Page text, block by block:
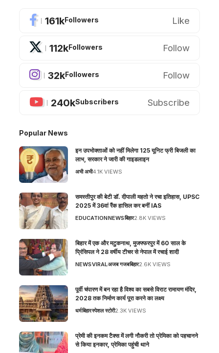
161kFollowers Like
112kFollowers Follow
32kFollowers Follow
240kSubscribers Subscribe
Popular News
इन उपभोक्ताओं को नहीं मिलेगा 125 यूनिट फ्री बिजली का
लाभ, सरकार ने जारी की गाइडलाइन
अभी अभी4.1K VIEWS
समस्तीपुर की बेटी डॉ. दीपाली महतो ने रचा इतिहास, UPSC
2025 में 36वां रैंक हासिल कर बनीं IAS
EDUCATIONNEWSबिहार2.8K VIEWS
बिहार में एक और मटुकनाथ, मुजफ्फरपुर में 60 साल के
प्रिंसिपल ने 28 वर्षीय टीचर से नेपाल में रचाई शादी
NEWSVIRALअजब गजबबिहार2.6K VIEWS
पूर्वी चंपारण में बन रहा है विश्व का सबसे विराट रामायण मंदिर,
2028 तक निर्माण कार्य पूरा करने का लक्ष्य
धर्मबिहारस्पेशल स्टोरी2.3K VIEWS
प्रेमी की इनकम टैक्स में लगी नौकरी तो प्रेमिका को पहचानने
से किया इनकार, प्रेमिका पहुंची थाने